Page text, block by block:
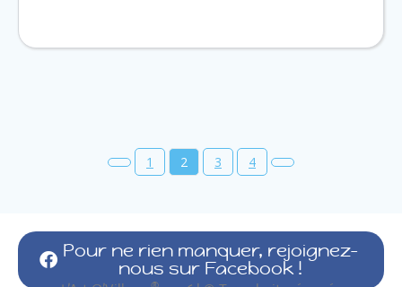
1 2 3 4
Pour ne rien manquer, rejoignez-
nous sur Facebook !